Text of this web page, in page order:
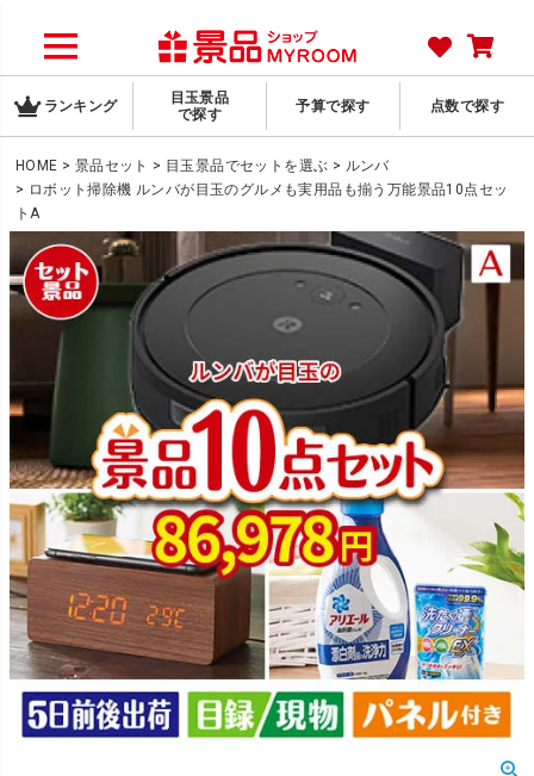
ランキング
目玉景品
で探す
予算で探す 点数で探す
HOME 景品セット 目玉景品でセットを選ぶ
ルンバ
ロボット掃除機 ルンバが目玉のグルメも実用品も揃う万能景品10点セッ
トA